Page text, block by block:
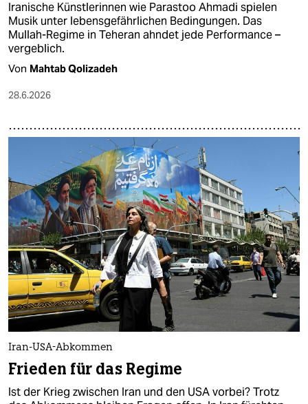
Iranische Künstlerinnen wie Parastoo Ahmadi spielen
Musik unter lebensgefährlichen Bedingungen. Das
Mullah-Regime in Teheran ahndet jede Performance –
vergeblich.
Von Mahtab Qolizadeh
28.6.2026
Iran-USA-Abkommen
Frieden für das Regime
Ist der Krieg zwischen Iran und den USA vorbei? Trotz